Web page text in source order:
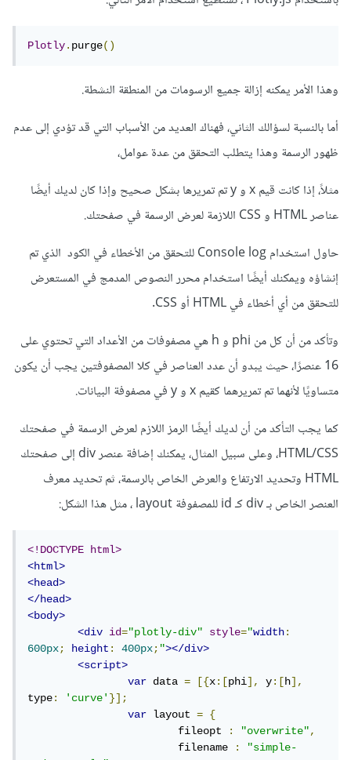
Plotly.purge()
وهذا الأمر يمكنه إزالة جميع الرسومات من المنطقة النشطة.
أما بالنسبة لسؤالك الثاني، فهناك العديد من الأسباب التي قد تؤدي إلى عدم
ظهور الرسمة وهذا يتطلب التحقق من عدة عوامل،
مثلاً، إذا كانت قيم x و y تم تمريرها بشكل صحيح وإذا كان لديك أيضًا
عناصر HTML و CSS اللازمة لعرض الرسمة في صفحتك.
حاول استخدام Console log للتحقق من الأخطاء في الكود الذي تم
إنشاؤه ويمكنك أيضًا استخدام محرر النصوص المدمج في المستعرض
للتحقق من أي أخطاء في HTML أو CSS.
وتأكد من أن كل من phi و h هي مصفوفات من الأعداد التي تحتوي على
16 عنصرًا، حيث يبدو أن عدد العناصر في كلا المصفوفتين يجب أن يكون
متساويًا لأنهما تم تمريرهما كقيم x و y في مصفوفة البيانات.
كما يجب التأكد من أن لديك أيضًا الرمز اللازم لعرض الرسمة في صفحتك
HTML/CSS، وعلى سبيل المثال، يمكنك إضافة عنصر div إلى صفحتك
HTML وتحديد الارتفاع والعرض الخاص بالرسمة، ثم تحديد معرف
العنصر الخاص بـ div كـ id للمصفوفة layout ، مثل هذا الشكل:
<!DOCTYPE html>
<html>
<head>
</head>
<body>
<div
id="plotly-div" style="width:
600px; height: 400px;"></div>
<script>
var data = [{x:[phi], y:[h],
type: 'curve'}];
var layout =
{
			fileopt
: "overwrite",
			filename
:
"simple-